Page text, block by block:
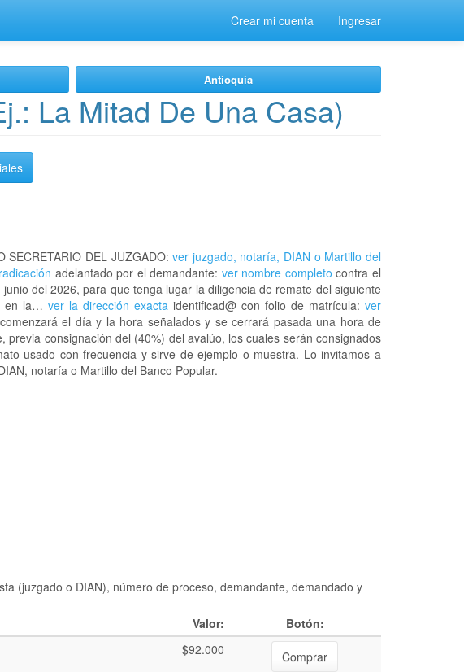
Crear mi cuenta Ingresar
Antioquia
La Mitad De Una Casa)
SECRETARIO DEL JUZGADO: ver juzgado, notaría, DIAN o Martillo del
adelantado por el demandante: ver nombre completo contra el
del 2026, para que tenga lugar la diligencia de remate del siguiente
en la… ver la dirección exacta identificad@ con folio de matrícula: ver
el día y la hora señalados y se cerrará pasada una hora de
consignación del (40%) del avalúo, los cuales serán consignados
usado con frecuencia y sirve de ejemplo o muestra. Lo invitamos a
notaría o Martillo del Banco Popular.
(juzgado o DIAN), número de proceso, demandante, demandado y
Valor:
Botón:
$92.000
Comprar